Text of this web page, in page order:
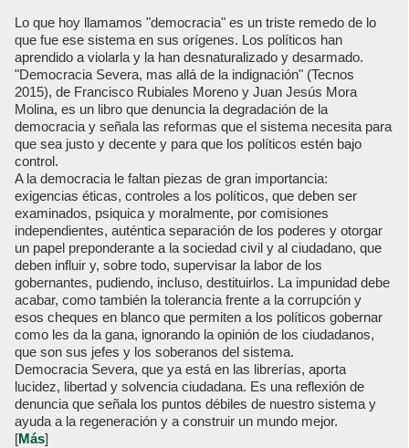
Lo que hoy llamamos "democracia" es un triste remedo de lo
que fue ese sistema en sus orígenes. Los políticos han
aprendido a violarla y la han desnaturalizado y desarmado.
"Democracia Severa, mas allá de la indignación" (Tecnos
2015), de Francisco Rubiales Moreno y Juan Jesús Mora
Molina, es un libro que denuncia la degradación de la
democracia y señala las reformas que el sistema necesita para
que sea justo y decente y para que los políticos estén bajo
control.
A la democracia le faltan piezas de gran importancia:
exigencias éticas, controles a los políticos, que deben ser
examinados, psiquica y moralmente, por comisiones
independientes, auténtica separación de los poderes y otorgar
un papel preponderante a la sociedad civil y al ciudadano, que
deben influir y, sobre todo, supervisar la labor de los
gobernantes, pudiendo, incluso, destituirlos. La impunidad debe
acabar, como también la tolerancia frente a la corrupción y
esos cheques en blanco que permiten a los políticos gobernar
como les da la gana, ignorando la opinión de los ciudadanos,
que son sus jefes y los soberanos del sistema.
Democracia Severa, que ya está en las librerías, aporta
lucidez, libertad y solvencia ciudadana. Es una reflexión de
denuncia que señala los puntos débiles de nuestro sistema y
ayuda a la regeneración y a construir un mundo mejor.
[Más]